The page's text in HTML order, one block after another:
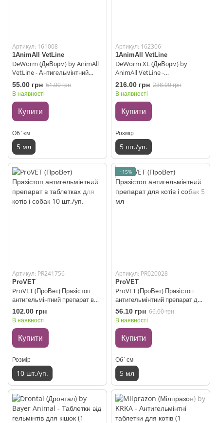
Артикул: 161008
1AnimAll VetLine
DeWorm (ДеВорм) by AnimAll
VetLine - Антигельмінтний
препарат ДеВорм для цуценят
та кошенят (суспензія) 5 мл
55.00 грн 61.00 грн
В наявності
Купити
Об`єм
5 мл
Артикул: 162306
1AnimAll VetLine
DeWorm XL (ДеВорм) by
AnimAll VetLine -
Антигельмінтний препарат для
собак великих порід (таблетки)
216.00 грн 238.00 грн
В наявності
Купити
Розмір
5 шт./уп.
Артикул: PR241756
ProVET
ProVET (ПроВет) Празістоп
антигельмінтний препарат в
таблетках для котів і собак 10
шт./уп.
102.00 грн
В наявності
Купити
Розмір
10 шт./уп.
−15%
Артикул: PR020028
ProVET
ProVET (ПроВет) Празістоп
антигельмінтний препарат для
котів і собак 5 мл
56.10 грн 66.00 грн
В наявності
Купити
Об`єм
5 мл